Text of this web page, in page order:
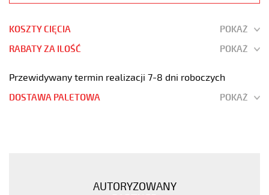
KOSZTY CIĘCIA
POKAŻ
RABATY ZA ILOŚĆ
POKAŻ
Przewidywany termin realizacji 7-8 dni roboczych
DOSTAWA PALETOWA POKAŻ
AUTORYZOWANY